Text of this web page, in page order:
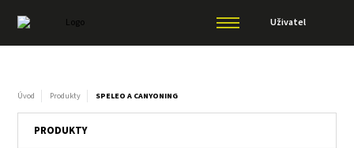
Uživatel
Úvod Produkty SPELEO A CANYONING
PRODUKTY